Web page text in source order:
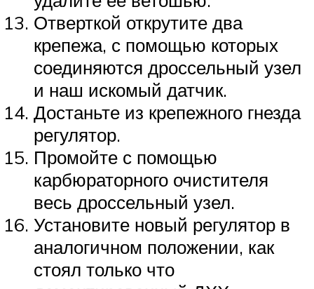
Отверткой открутите два
крепежа, с помощью которых
соединяются дроссельный узел
и наш искомый датчик.
Достаньте из крепежного гнезда
регулятор.
Промойте с помощью
карбюраторного очистителя
весь дроссельный узел.
Установите новый регулятор в
аналогичном положении, как
стоял только что